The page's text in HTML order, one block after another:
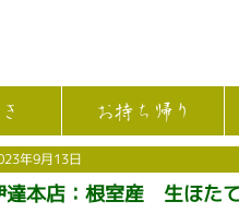
お持ち帰り
年9月13日
達本店：根室産 生ほた